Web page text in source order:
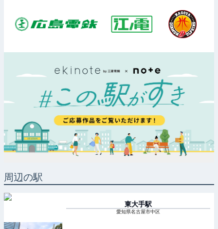
周辺の駅
東大手駅
愛知県名古屋市中区